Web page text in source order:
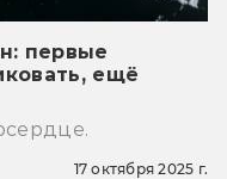
первые
ещё
17 октября 2025 г.